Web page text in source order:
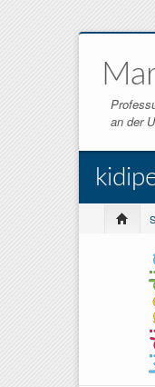
an der